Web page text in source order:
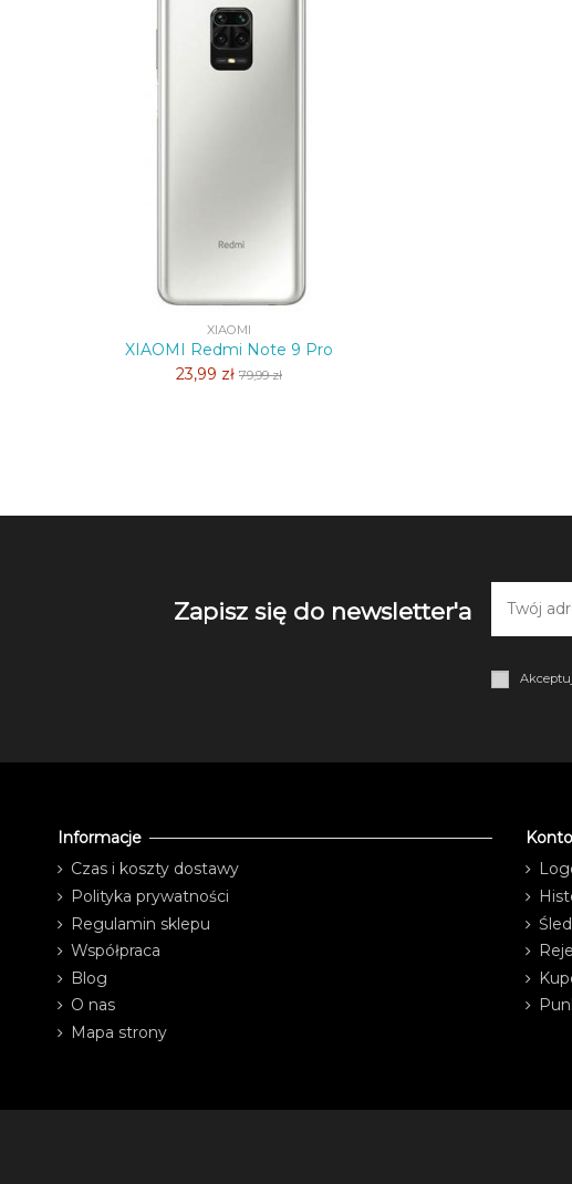
XIAOMI
XIAOMI Redmi Note 9 Pro
23,99 zł 79,99 zł
Zapisz się do newsletter'a
Informacje
Czas i koszty dostawy
Polityka prywatności
Regulamin sklepu
Współpraca
Blog
O nas
Mapa strony
Konto